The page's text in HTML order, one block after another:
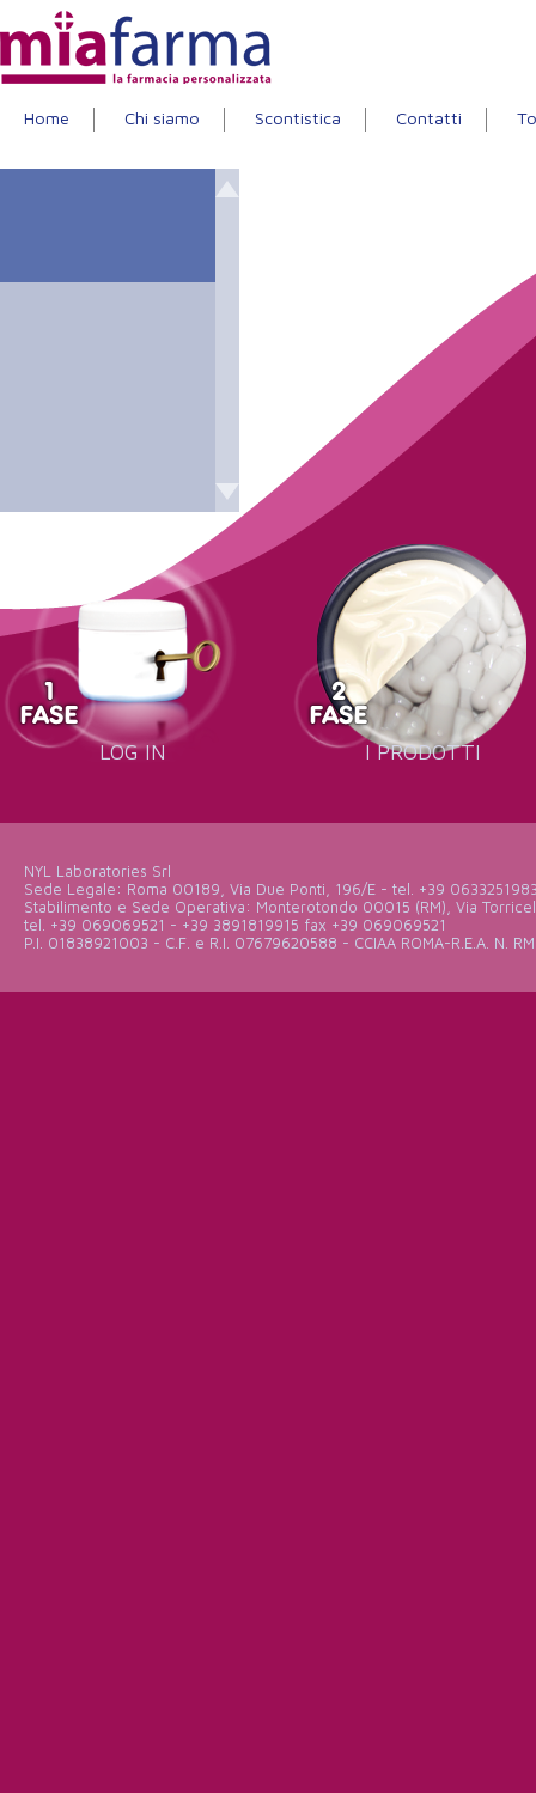
Home Chi siamo Scontistica Contatti
LOG IN I PRODOTTI
NYL Laboratories Srl
Sede Legale: Roma 00189, Via Due Ponti, 196/E - tel. +39
Stabilimento e Sede Operativa: Monterotondo 00015 (RM), Via
tel. +39 069069521 - +39 3891819915 fax +39 069069521
P.I. 01838921003 - C.F. e R.I. 07679620588 - CCIAA ROMA-R.E.A. N.